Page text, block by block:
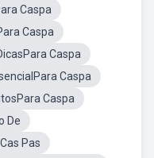
Caspa
Caspa
Caspa
Caspa
Caspa
De
Pas